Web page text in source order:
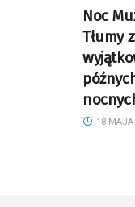
Noc
Tłumy
18 MAJA